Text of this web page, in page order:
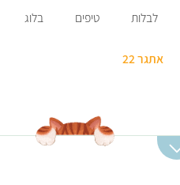
לבלות טיפים בלוג
אתגר 22